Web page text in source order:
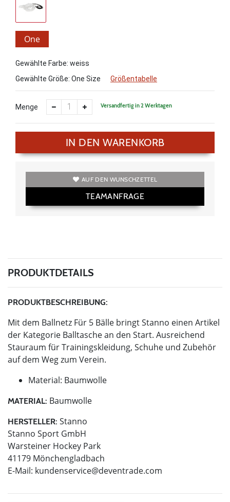
One
Gewählte Farbe: weiss
Gewählte Größe: One Size Größentabelle
Menge Versandfertig in 2 Werktagen
IN DEN WARENKORB
AUF DEN WUNSCHZETTEL
TEAMANFRAGE
PRODUKTDETAILS
PRODUKTBESCHREIBUNG:
Mit dem Ballnetz Für 5 Bälle bringt Stanno einen Artikel
der Kategorie Balltasche an den Start. Ausreichend
Stauraum für Trainingskleidung, Schuhe und Zubehör
auf dem Weg zum Verein.
Material: Baumwolle
MATERIAL: Baumwolle
HERSTELLER: Stanno
Stanno Sport GmbH
Warsteiner Hockey Park
41179 Mönchengladbach
E-Mail: kundenservice@deventrade.com